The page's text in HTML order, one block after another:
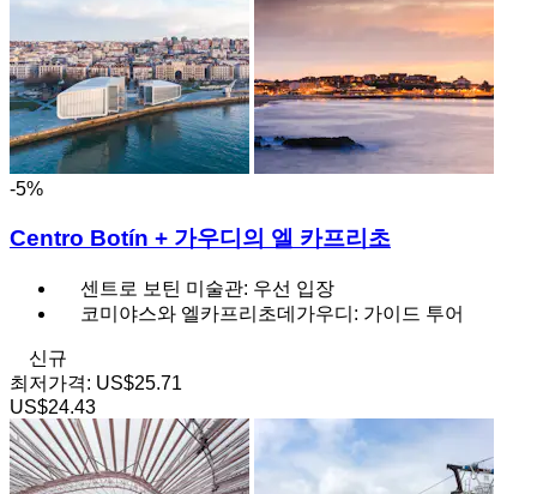
-5%
Centro Botín + 가우디의 엘 카프리초
센트로 보틴 미술관: 우선 입장
코미야스와 엘카프리초데가우디: 가이드 투어
신규
최저가격: US$25.71
US$24.43